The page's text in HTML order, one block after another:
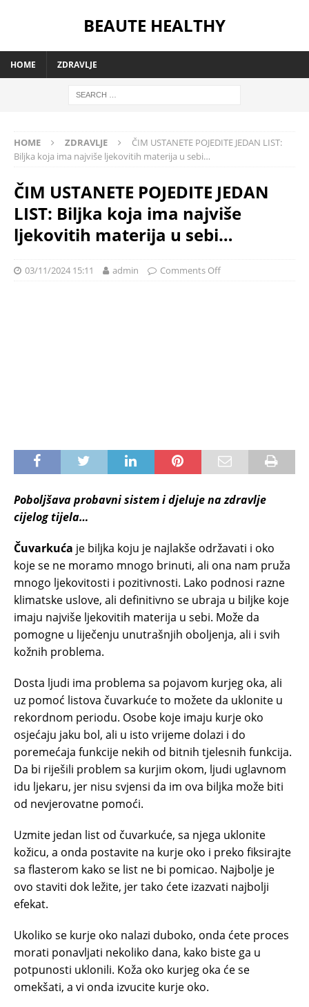
BEAUTE HEALTHY
HOME ZDRAVLJE
HOME ZDRAVLJE
ČIM USTANETE POJEDITE JEDAN LIST:
Biljka koja ima najviše ljekovitih materija u sebi…
ČIM USTANETE POJEDITE JEDAN
LIST: Biljka koja ima najviše
ljekovitih materija u sebi…
03/11/2024 15:11 admin Comments Off
Poboljšava probavni sistem i djeluje na zdravlje
cijelog tijela…
Čuvarkuća je biljka koju je najlakše održavati i oko
koje se ne moramo mnogo brinuti, ali ona nam pruža
mnogo ljekovitosti i pozitivnosti. Lako podnosi razne
klimatske uslove, ali definitivno se ubraja u biljke koje
imaju najviše ljekovitih materija u sebi. Može da
pomogne u liječenju unutrašnjih oboljenja, ali i svih
kožnih problema.
Dosta ljudi ima problema sa pojavom kurjeg oka, ali
uz pomoć listova čuvarkuće to možete da uklonite u
rekordnom periodu. Osobe koje imaju kurje oko
osjećaju jaku bol, ali u isto vrijeme dolazi i do
poremećaja funkcije nekih od bitnih tjelesnih funkcija.
Da bi riješili problem sa kurjim okom, ljudi uglavnom
idu ljekaru, jer nisu svjensi da im ova biljka može biti
od nevjerovatne pomoći.
Uzmite jedan list od čuvarkuće, sa njega uklonite
kožicu, a onda postavite na kurje oko i preko fiksirajte
sa flasterom kako se list ne bi pomicao. Najbolje je
ovo staviti dok ležite, jer tako ćete izazvati najbolji
efekat.
Ukoliko se kurje oko nalazi duboko, onda ćete proces
morati ponavljati nekoliko dana, kako biste ga u
potpunosti uklonili. Koža oko kurjeg oka će se
omekšati, a vi onda izvucite kurje oko.